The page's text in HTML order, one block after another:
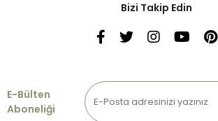
Bizi Takip Edin
E-Bülten
Aboneliği